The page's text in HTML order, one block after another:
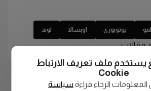
يوتوبوري اوبسالا لوند
مقالات
يستخدم ملف تعريف الارتباط
Cookie
الرجاء قراءة سياسة